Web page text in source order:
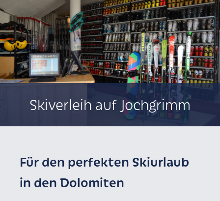
Skiverleih auf Jochgrimm
Für den perfekten Skiurlaub
in den Dolomiten